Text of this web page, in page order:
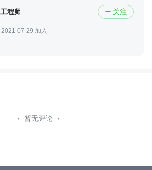
程师  关注
2021-07-29 加入
暂无评论